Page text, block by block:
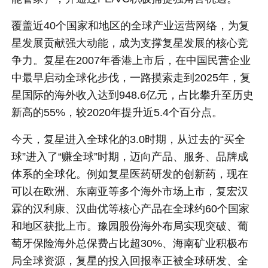
覆盖近40个国家和地区的全球产业运营网络，为复
星发展贡献强大动能，成为支撑复星发展的核心竞
争力。复星在2007年香港上市后，在中国民营企业
中最早启动全球化步伐，一路摸索走到2025年，复
星国际的海外收入达到948.6亿元，占比攀升至历史
新高的55%，较2020年提升近5.4个百分点。
今天，复星进入全球化的3.0时期，从过去的“买全
球”进入了“赚全球”时期，迈向产品、服务、品牌成
体系的全球化。例如复星医药研发的创新药，现在
可以在欧洲、东南亚等多个海外市场上市，复宏汉
霖的汉利康、汉曲优等核心产品在全球约60个国家
和地区获批上市。豫园股份海外布局实现突破、葡
萄牙保险海外总保费占比超30%、海南矿业积极布
局全球资源，复星的投入回报率正被全球研发、全